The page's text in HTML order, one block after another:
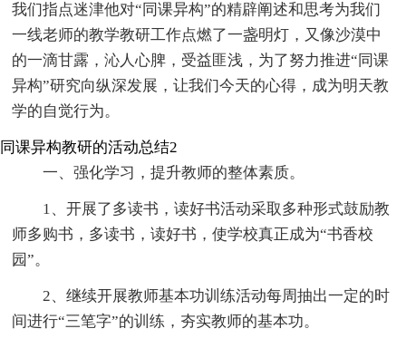
我们指点迷津他对“同课异构”的精辟阐述和思考为我们
一线老师的教学教研工作点燃了一盏明灯，又像沙漠中
的一滴甘露，沁人心脾，受益匪浅，为了努力推进“同课
异构”研究向纵深发展，让我们今天的心得，成为明天教
学的自觉行为。
同课异构教研的活动总结2
一、强化学习，提升教师的整体素质。
1、开展了多读书，读好书活动采取多种形式鼓励教
师多购书，多读书，读好书，使学校真正成为“书香校
园”。
2、继续开展教师基本功训练活动每周抽出一定的时
间进行“三笔字”的训练，夯实教师的基本功。